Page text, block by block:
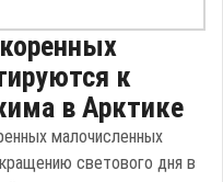
к
в Арктике
малочисленных
светового дня в